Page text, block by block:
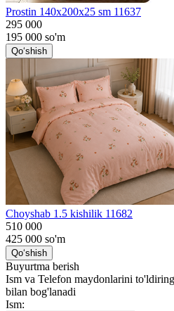
Prostin 140x200x25 sm 11637
295 000
195 000 so'm
Qo‘shish
Choyshab 1.5 kishilik 11682
510 000
425 000 so'm
Qo‘shish
Buyurtma berish
Ism va Telefon maydonlarini
bilan bog'lanadi
Ism: